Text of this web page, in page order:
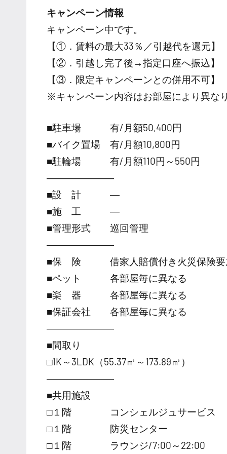
キャンペーン情報
キャンペーン中です。
【①．賃料の最大33％／引越代を還元】
【②．引越し完了後→指定口座へ振込】
【③．限定キャンペーンとの併用不可】
※キャンペーン内容はお部屋により異な
■駐車場 有/月額50,400円
■バイク置場 有/月額10,800円
■駐輪場 有/月額110円～550円
―――――――
■設 計 ―
■施 工 ―
■管理形式 巡回管理
―――――――
■保 険 借家人賠償付き火災保険要
■ペット 各部屋毎に異なる
■楽 器 各部屋毎に異なる
■保証会社 各部屋毎に異なる
―――――――
■間取り
□1K～3LDK（55.37㎡～173.89㎡）
―――――――
■共用施設
□１階 コンシェルジュサービス
□１階 防災センター
□１階 ラウンジ/7:00～22:00